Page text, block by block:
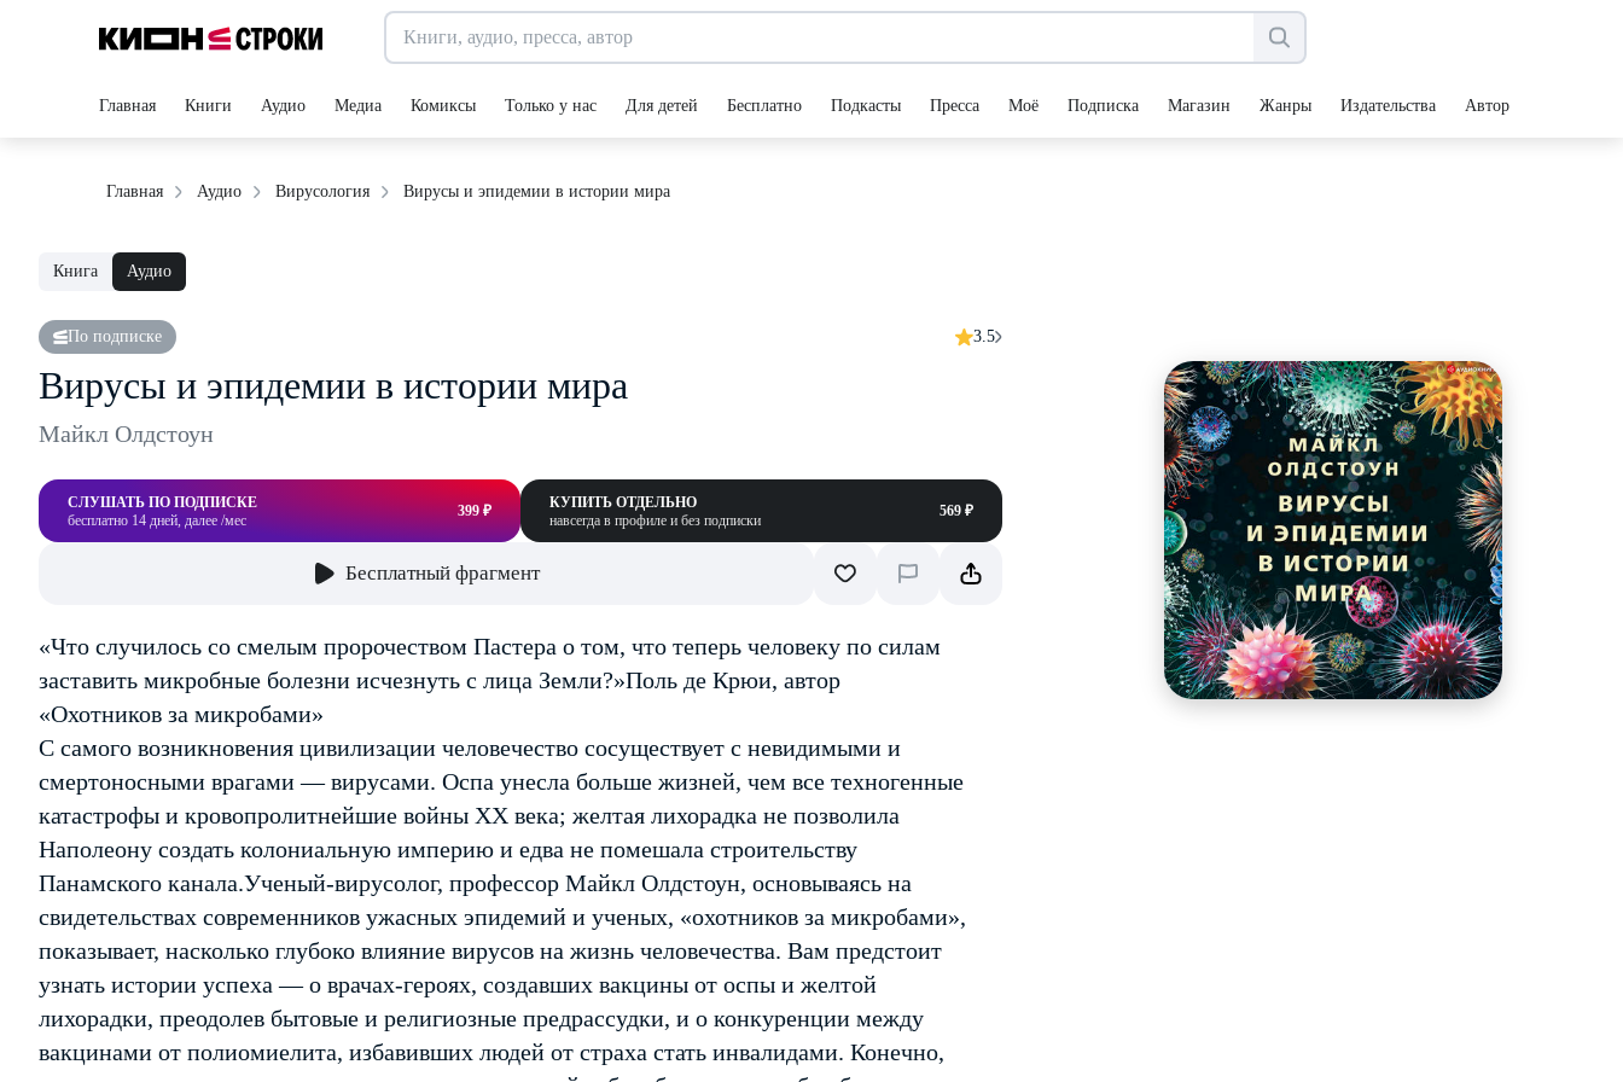
Главная Книги Аудио Медиа Комиксы Только у нас Для детей Бесплатно Подкасты Пресса Моё Подписка Магазин Жанры Издательства Авторы
Главная Аудио Вирусология Вирусы и эпидемии в истории мира
Книга Аудио
По подписке 3.5
Вирусы и эпидемии в истории мира
Майкл Олдстоун
СЛУШАТЬ ПО ПОДПИСКЕ
бесплатно 14 дней, далее /мес
399 ₽
КУПИТЬ ОТДЕЛЬНО
навсегда в профиле и без подписки
569 ₽
Бесплатный фрагмент
«Что случилось со смелым пророчеством Пастера о том, что теперь человеку по силам
заставить микробные болезни исчезнуть с лица Земли?»Поль де Крюи, автор
«Охотников за микробами»
С самого возникновения цивилизации человечество сосуществует с невидимыми и
смертоносными врагами — вирусами. Оспа унесла больше жизней, чем все техногенные
катастрофы и кровопролитнейшие войны XX века; желтая лихорадка не позволила
Наполеону создать колониальную империю и едва не помешала строительству
Панамского канала.Ученый-вирусолог, профессор Майкл Олдстоун, основываясь на
свидетельствах современников ужасных эпидемий и ученых, «охотников за микробами»,
показывает, насколько глубоко влияние вирусов на жизнь человечества. Вам предстоит
узнать истории успеха — о врачах-героях, создавших вакцины от оспы и желтой
лихорадки, преодолев бытовые и религиозные предрассудки, и о конкуренции между
вакцинами от полиомиелита, избавивших людей от страха стать инвалидами. Конечно,